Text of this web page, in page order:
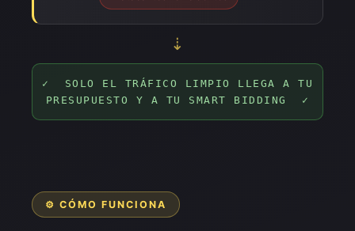
⇣
✓ SOLO EL TRÁFICO LIMPIO LLEGA A TU
PRESUPUESTO Y A TU SMART BIDDING ✓
⚙️ CÓMO FUNCIONA